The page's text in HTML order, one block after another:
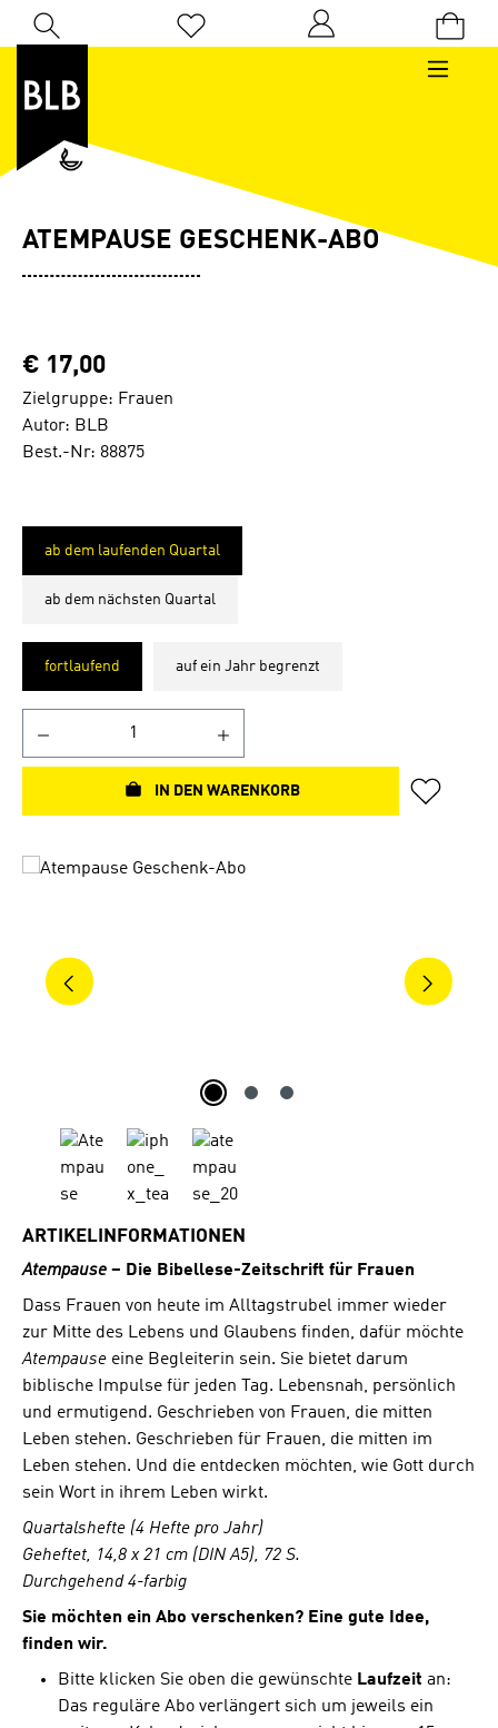
Zum Hauptinhalt springen
Du hast 0 Produkte auf dem Merkzettel
ATEMPAUSE GESCHENK-ABO
€ 17,00
Zielgruppe: Frauen
Autor: BLB
Best.-Nr: 88875
ab dem laufenden Quartal
ab dem nächsten Quartal
fortlaufend auf ein Jahr begrenzt
IN DEN WARENKORB
Bildergalerie überspringen
ARTIKELINFORMATIONEN
Atempause – Die Bibellese-Zeitschrift für Frauen
Dass Frauen von heute im Alltagstrubel immer wieder
zur Mitte des Lebens und Glaubens finden, dafür möchte
Atempause eine Begleiterin sein. Sie bietet darum
biblische Impulse für jeden Tag. Lebensnah, persönlich
und ermutigend. Geschrieben von Frauen, die mitten
Leben stehen. Geschrieben für Frauen, die mitten im
Leben stehen. Und die entdecken möchten, wie Gott durch
sein Wort in ihrem Leben wirkt.
Quartalshefte (4 Hefte pro Jahr)
Geheftet, 14,8 x 21 cm (DIN A5), 72 S.
Durchgehend 4-farbig
Sie möchten ein Abo verschenken? Eine gute Idee,
finden wir.
Bitte klicken Sie oben die gewünschte Laufzeit an:
Das reguläre Abo verlängert sich um jeweils ein